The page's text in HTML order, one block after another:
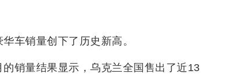
车销量创下了历史新高。
销量结果显示，乌克兰全国售出了近13